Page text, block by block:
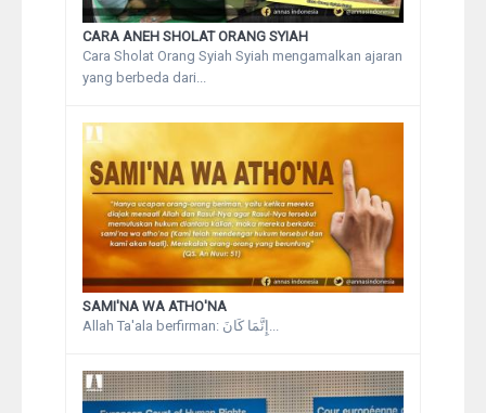
CARA ANEH SHOLAT ORANG SYIAH
Cara Sholat Orang Syiah Syiah mengamalkan ajaran
yang berbeda dari...
SAMI'NA WA ATHO'NA
Allah Ta'ala berfirman: إِنَّمَا كَانَ...